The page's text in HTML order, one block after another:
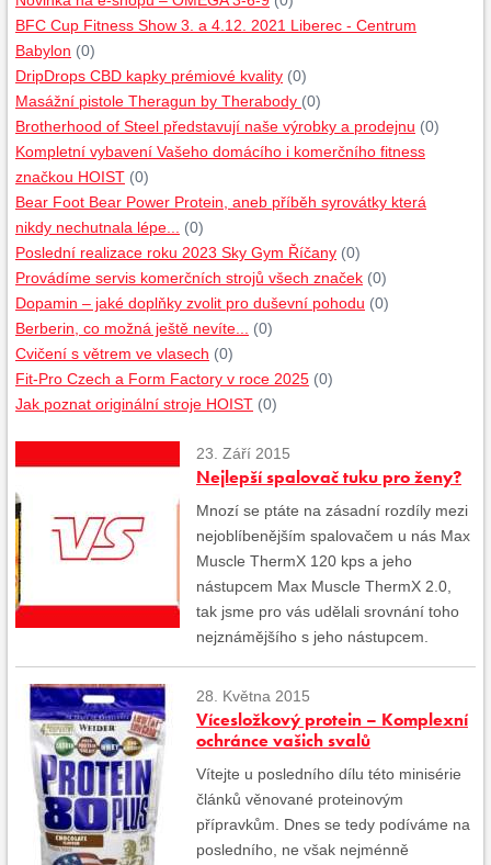
BFC Cup Fitness Show 3. a 4.12. 2021 Liberec - Centrum
Babylon (0)
DripDrops CBD kapky prémiové kvality (0)
Masážní pistole Theragun by Therabody (0)
Brotherhood of Steel představují naše výrobky a prodejnu (0)
Kompletní vybavení Vašeho domácího i komerčního fitness
značkou HOIST (0)
Bear Foot Bear Power Protein, aneb příběh syrovátky která
nikdy nechutnala lépe...
(0)
Poslední realizace roku 2023 Sky Gym Říčany (0)
Provádíme servis komerčních strojů všech značek (0)
Dopamin – jaké doplňky zvolit pro duševní pohodu (0)
Berberin, co možná ještě nevíte...
(0)
Cvičení s větrem ve vlasech (0)
Fit-Pro Czech a Form Factory v roce 2025 (0)
Jak poznat originální stroje HOIST (0)
23. Září 2015
Nejlepší spalovač tuku pro ženy?
Mnozí se ptáte na zásadní rozdíly mezi
nejoblíbenějším spalovačem u nás Max
Muscle ThermX 120 kps a jeho
nástupcem Max Muscle ThermX 2.0,
tak jsme pro vás udělali srovnání toho
nejznámějšího s jeho nástupcem.
28. Května 2015
Vícesložkový protein – Komplexní
ochránce vašich svalů
Vítejte u posledního dílu této minisérie
článků věnované proteinovým
přípravkům. Dnes se tedy podíváme na
posledního, ne však nejménně